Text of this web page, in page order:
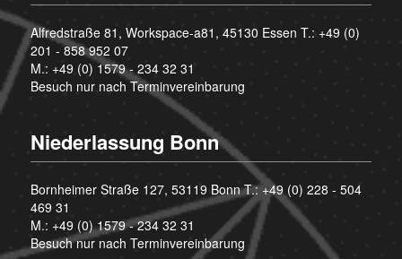
Alfredstraße 81, Workspace-a81, 45130 Essen T.: +49 (0)
201 - 858 952 07
M.: +49 (0) 1579 - 234 32 31
Besuch nur nach Terminvereinbarung
Niederlassung Bonn
Bornheimer Straße 127, 53119 Bonn T.:+49 (0) 228 - 504
469 31
M.: +49 (0) 1579 - 234 32 31
Besuch nur nach Terminvereinbarung